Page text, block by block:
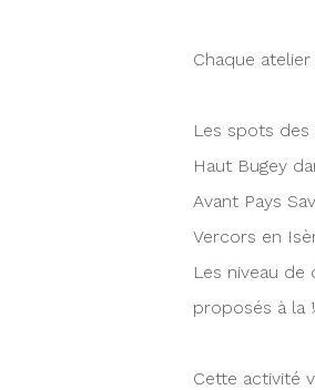
Chaque
Les spots des
Haut Bugey
Avant Pays
Vercors en
Les niveau
proposés à la
Cette activité